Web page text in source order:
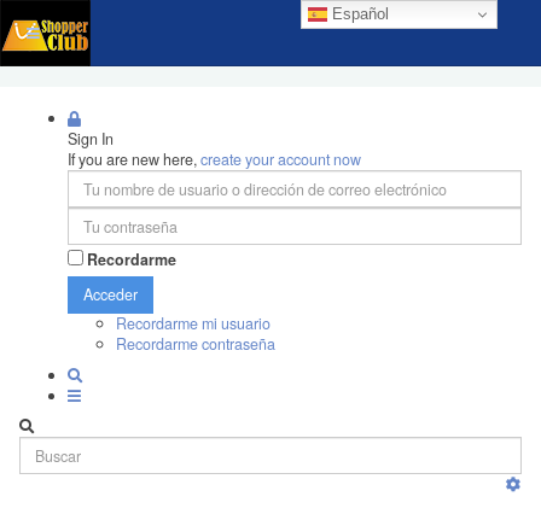
Español
Sign In
If you are new here,create your account now
Recordarme
Acceder
Recordarme mi usuario
Recordarme contraseña